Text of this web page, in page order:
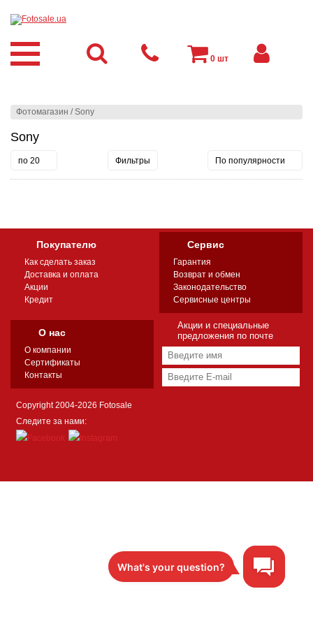
Фотомагазин /Sony
Sony
по 20 Фильтры По популярности
0 шт
Покупателю
Как сделать заказ
Доставка и оплата
Акции
Кредит
Сервис
Гарантия
Возврат и обмен
Законодательство
Сервисные центры
О нас
О компании
Сертификаты
Контакты
Акции и специальные
предложения по почте
Copyright 2004-2026 Fotosale
Следите за нами: